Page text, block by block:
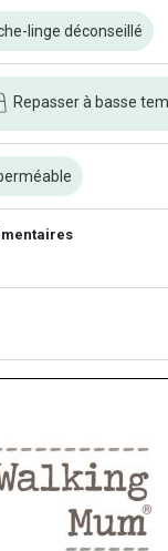
linge déconseillé
Repasser à basse